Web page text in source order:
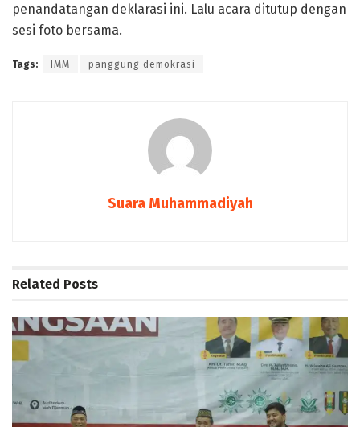
penandatangan deklarasi ini. Lalu acara ditutup dengan
sesi foto bersama.
Tags: IMM panggung demokrasi
Suara Muhammadiyah
Related Posts